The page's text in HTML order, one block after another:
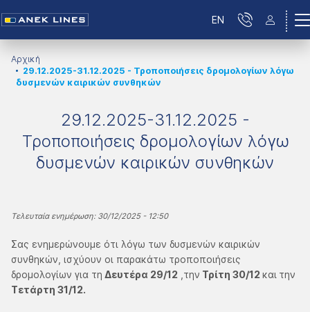
EN
Αρχική
29.12.2025-31.12.2025 - Τροποποιήσεις δρομολογίων λόγω
δυσμενών καιρικών συνθηκών
29.12.2025-31.12.2025 -
Τροποποιήσεις δρομολογίων λόγω
δυσμενών καιρικών συνθηκών
Τελευταία ενημέρωση: 30/12/2025 - 12:50
Σας ενημερώνουμε ότι λόγω των δυσμενών καιρικών
συνθηκών, ισχύουν οι παρακάτω τροποποιήσεις
δρομολογίων για τη Δευτέρα 29/12 ,την Τρίτη 30/12 και την
Τετάρτη 31/12.